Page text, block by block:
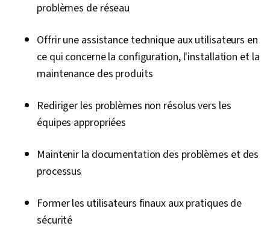
sécurité, Cyber-attaques, Authentifications,
Politiques de cybersécurité, Contrôles de
sécurité, Gestion des identités et des accès,
Gestion de la sécurité, Sécurité des
sécurité informatique, Gestion des menaces,
Sécurité des données, Commandes Linux,
du système d'exploitation, Systèmes d'accès à
distance, Surveillance du système, Comptes
d'exploitation, Gestion des fichiers, Microsoft
problèmes de réseau
Offrir une assistance technique aux utilisateurs en
ce qui concerne la configuration, l'installation et la
maintenance des produits
Rediriger les problèmes non résolus vers les
équipes appropriées
Maintenir la documentation des problèmes et des
processus
Former les utilisateurs finaux aux pratiques de
sécurité